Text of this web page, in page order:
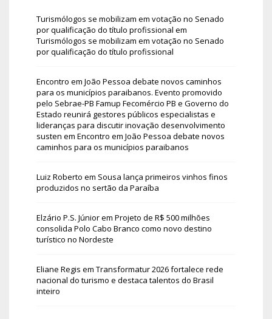
Turismólogos se mobilizam em votação no Senado
por qualificação do título profissional em
Turismólogos se mobilizam em votação no Senado
por qualificação do título profissional
Encontro em João Pessoa debate novos caminhos
para os municípios paraibanos. Evento promovido
pelo Sebrae-PB Famup Fecomércio PB e Governo do
Estado reunirá gestores públicos especialistas e
lideranças para discutir inovação desenvolvimento
susten em Encontro em João Pessoa debate novos
caminhos para os municípios paraibanos
Luiz Roberto em Sousa lança primeiros vinhos finos
produzidos no sertão da Paraíba
Elzário P.S. Júniorem Projeto de R$ 500 milhões
consolida Polo Cabo Branco como novo destino
turístico no Nordeste
Eliane Regis em Transformatur 2026 fortalece rede
nacional do turismo e destaca talentos do Brasil
inteiro